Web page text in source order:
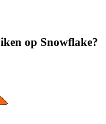
op Snowflake?